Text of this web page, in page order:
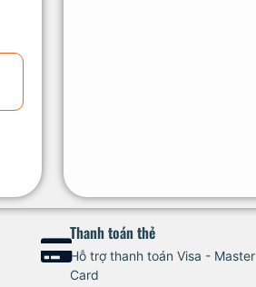
Thanh toán thẻ
Hỗ trợ thanh toán Visa - Master
Card